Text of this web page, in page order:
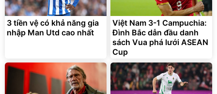
3 tiền vệ có khả năng gia
nhập Man Utd cao nhất
Việt Nam 3-1 Campuchia:
Đình Bắc dẫn đầu danh
sách Vua phá lưới ASEAN
Cup